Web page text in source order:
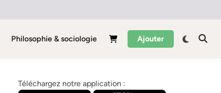
Philosophie & sociologie Ajouter
Téléchargez notre application :